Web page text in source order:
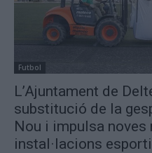
Futbol
L’Ajuntament de
substitució de la
Nou i impulsa
instal·lacions